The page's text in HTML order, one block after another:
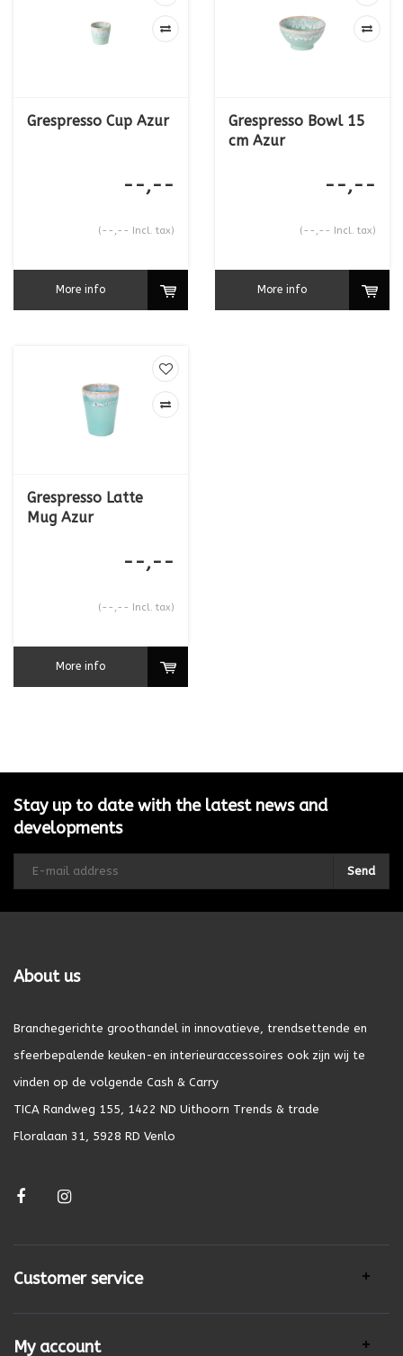
Grespresso Cup Azur
--,--
(--,-- Incl. tax)
More info
Grespresso Bowl 15
cm Azur
--,--
(--,-- Incl. tax)
More info
Grespresso Latte
Mug Azur
--,--
(--,-- Incl. tax)
More info
Stay up to date with the latest news and
developments
Send
About us
Branchegerichte groothandel in innovatieve, trendsettende en
sfeerbepalende keuken-en interieuraccessoires ook zijn wij te
vinden op de volgende Cash & Carry
TICA Randweg 155, 1422 ND Uithoorn Trends & trade
Floralaan 31, 5928 RD Venlo
Customer service
My account